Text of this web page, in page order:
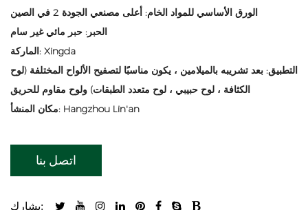
الورق الأساسي للمواد الخام: أعلى مصنعي الجودة 2 في الصين
الحبر: حبر مائي غير سام
الماركة: Xingda
التطبيق: بعد تشريبه بالميلامين ، يكون مناسبًا لتصفيح الألواح المختلفة (لوح
الكثافة ، لوح حبيبي ، لوح متعدد الطبقات) ولوح مقاوم للحريق
مكان المنشأ: Hangzhou Lin'an
اتصل بنا
يشارك: